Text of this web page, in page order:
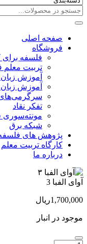
صفحه اصلی
فروشگاه
فلسفه برای
تربیت معلم
آموزش
آموزش
تفکر نقاد
مونته‌سوری
شبکه برق
پژوهش های
کارگاه تربیت معلم
درباره ما
آوای الفبا 3
1,700,000ریال
موجود در انبار